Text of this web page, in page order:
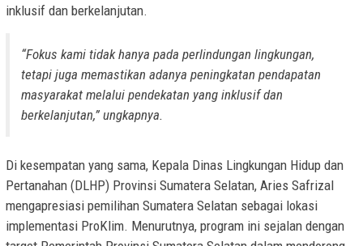
inklusif dan berkelanjutan.
“Fokus kami tidak hanya pada perlindungan lingkungan,
tetapi juga memastikan adanya peningkatan pendapatan
masyarakat melalui pendekatan yang inklusif dan
berkelanjutan,” ungkapnya.
Di kesempatan yang sama, Kepala Dinas Lingkungan Hidup dan
Pertanahan (DLHP) Provinsi Sumatera Selatan, Aries Safrizal
mengapresiasi pemilihan Sumatera Selatan sebagai lokasi
implementasi ProKlim. Menurutnya, program ini sejalan dengan